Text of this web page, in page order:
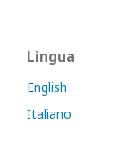
Lingua
English
Italiano